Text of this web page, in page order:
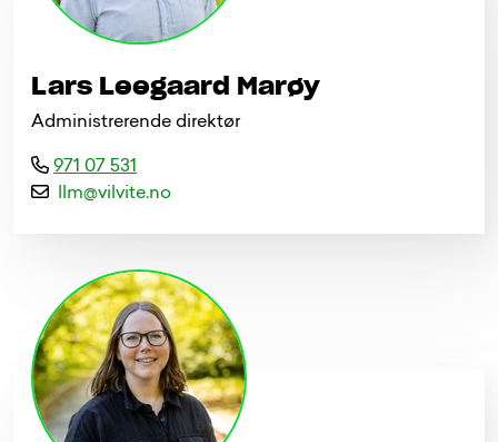
Lars Leegaard Marøy
Administrerende direktør
971 07 531
o
n
.
e
t
i
v
i
v
@
m